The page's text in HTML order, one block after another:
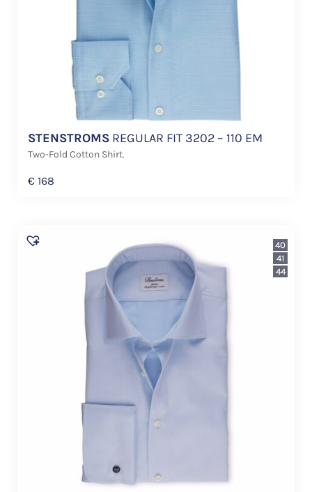
STENSTROMS REGULAR FIT 3202 – 110 EM
Two-Fold Cotton Shirt.
€ 168
40
41
44